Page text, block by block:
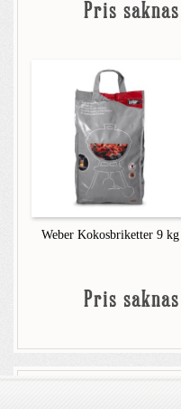
Pris saknas
Weber Kokosbriketter 9 kg
Pris saknas